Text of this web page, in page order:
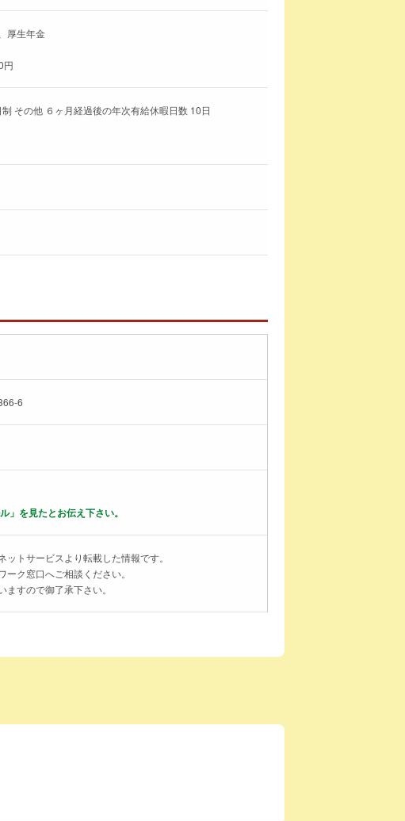
厚生年金
円
その他 ６ヶ月経過後の年次有給休暇日数 10日
6
」を見たとお伝え下さい。
トサービスより転載した情報です。
ク窓口へご相談ください。
すので御了承下さい。